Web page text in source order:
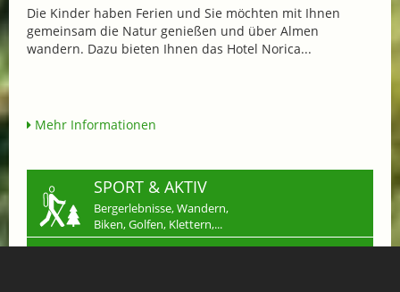
Die Kinder haben Ferien und Sie möchten mit Ihnen
gemeinsam die Natur genießen und über Almen
wandern. Dazu bieten Ihnen das Hotel Norica...
Mehr Informationen
SPORT & AKTIV
Bergerlebnisse, Wandern,
Biken, Golfen, Klettern,...